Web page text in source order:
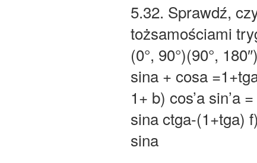
5.32. Sprawdź,
tożsamościami
(0°, 90°)(90°,
sina + cosa
1+ b) cos’a sin’a
sina ctga-(1+tga)
sina